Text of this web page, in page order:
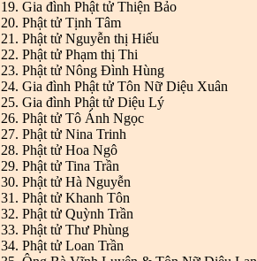
19. Gia đình Phật tử Thiện Bảo
20. Phật tử Tịnh Tâm
21. Phật tử Nguyễn thị Hiếu
22. Phật tử Phạm thị Thi
23. Phật tử Nông Đình Hùng
24. Gia đình Phật tử Tôn Nữ Diệu Xuân
25. Gia đình Phật tử Diệu Lý
26. Phật tử Tô Ánh Ngọc
27. Phật tử Nina Trinh
28. Phật tử Hoa Ngô
29. Phật tử Tina Trần
30. Phật tử Hà Nguyễn
31. Phật tử Khanh Tôn
32. Phật tử Quỳnh Trần
33. Phật tử Thư Phùng
34. Phật tử Loan Trần